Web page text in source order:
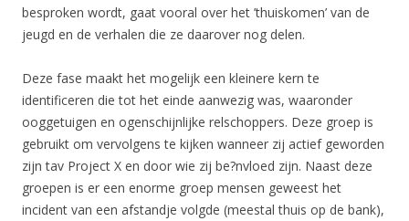
besproken wordt, gaat vooral over het ’thuiskomen’ van de
jeugd en de verhalen die ze daarover nog delen.
Deze fase maakt het mogelijk een kleinere kern te
identificeren die tot het einde aanwezig was, waaronder
ooggetuigen en ogenschijnlijke relschoppers. Deze groep is
gebruikt om vervolgens te kijken wanneer zij actief geworden
zijn tav Project X en door wie zij be?nvloed zijn. Naast deze
groepen is er een enorme groep mensen geweest het
incident van een afstandje volgde (meestal thuis op de bank),